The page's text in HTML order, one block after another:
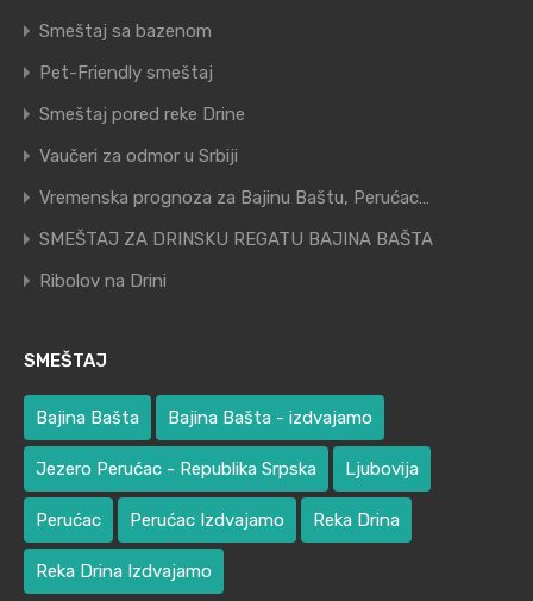
Smeštaj sa bazenom
Pet-Friendly smeštaj
Smeštaj pored reke Drine
Vaučeri za odmor u Srbiji
Vremenska prognoza za Bajinu Baštu, Perućac…
SMEŠTAJ ZA DRINSKU REGATU BAJINA BAŠTA
Ribolov na Drini
SMEŠTAJ
Bajina Bašta Bajina Bašta - izdvajamo
Jezero Perućac - Republika Srpska Ljubovija
Perućac Perućac Izdvajamo Reka Drina
Reka Drina Izdvajamo